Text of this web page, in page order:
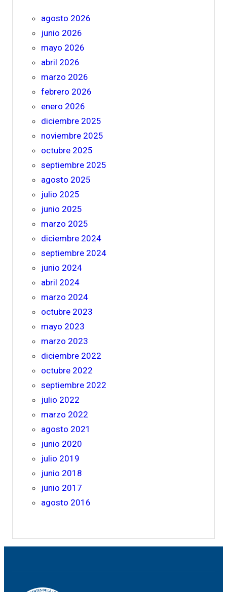
agosto 2026
junio 2026
mayo 2026
abril 2026
marzo 2026
febrero 2026
enero 2026
diciembre 2025
noviembre 2025
octubre 2025
septiembre 2025
agosto 2025
julio 2025
junio 2025
marzo 2025
diciembre 2024
septiembre 2024
junio 2024
abril 2024
marzo 2024
octubre 2023
mayo 2023
marzo 2023
diciembre 2022
octubre 2022
septiembre 2022
julio 2022
marzo 2022
agosto 2021
junio 2020
julio 2019
junio 2018
junio 2017
agosto 2016